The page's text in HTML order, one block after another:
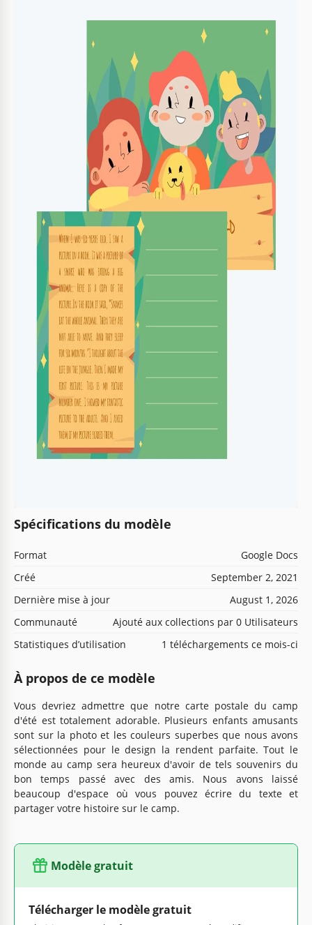
Spécifications du modèle
Format
Google Docs
Créé
September 2, 2021
Dernière mise à jour
August 1, 2026
Communauté
Ajouté aux collections par 0 Utilisateurs
Statistiques d’utilisation
1 téléchargements ce mois-ci
À propos de ce modèle
Vous devriez admettre que notre carte postale du camp
d'été est totalement adorable. Plusieurs enfants amusants
sont sur la photo et les couleurs superbes que nous avons
sélectionnées pour le design la rendent parfaite. Tout le
monde au camp sera heureux d'avoir de tels souvenirs du
bon temps passé avec des amis. Nous avons laissé
beaucoup d'espace où vous pouvez écrire du texte et
partager votre histoire sur le camp.
Modèle gratuit
Télécharger le modèle gratuit